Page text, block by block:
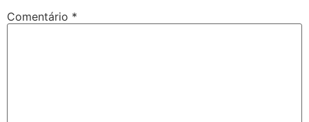
Comentário *